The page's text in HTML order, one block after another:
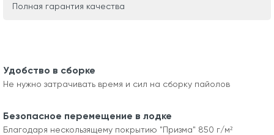
Полная гарантия качества
Удобство в сборке
Не нужно затрачивать время и сил на сборку пайолов
Безопасное перемещение в лодке
Благодаря нескользящему покрытию "Призма" 850 г/м²